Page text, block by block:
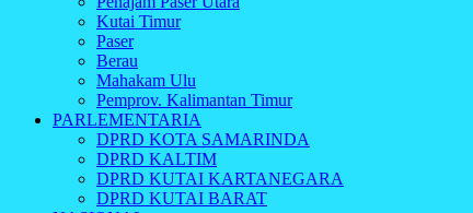
Kutai Timur
Paser
Berau
Mahakam Ulu
Pemprov. Kalimantan Timur
PARLEMENTARIA
DPRD KOTA SAMARINDA
DPRD KALTIM
DPRD KUTAI KARTANEGARA
DPRD KUTAI BARAT